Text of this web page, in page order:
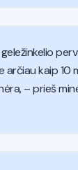
arčiau kaip
– prieš